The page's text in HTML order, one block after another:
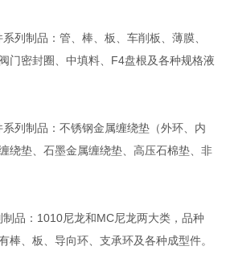
列制品：管、棒、板、车削板、薄膜、
门密封圈、中填料、F4盘根及各种规格液
列制品：不锈钢金属缠绕垫（外环、内
绕垫、石墨金属缠绕垫、高压石棉垫、非
品：1010尼龙和MC尼龙两大类，品种
棒、板、导向环、支承环及各种成型件。